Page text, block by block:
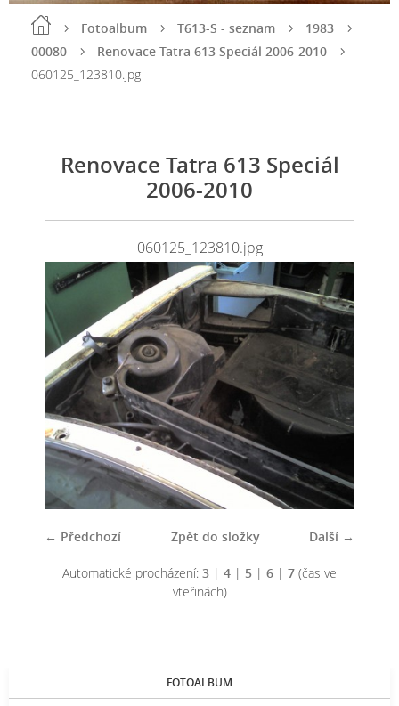
Fotoalbum T613-S - seznam
1983
00080
Renovace Tatra 613 Speciál 2006-2010
060125_123810.jpg
Renovace Tatra 613 Speciál
2006-2010
060125_123810.jpg
← Předchozí Další →
Zpět do složky
Automatické procházení: 3 | 4 | 5 | 6 | 7 (čas ve
vteřinách)
FOTOALBUM